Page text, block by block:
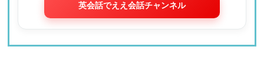
英会話でええ会話チャンネル